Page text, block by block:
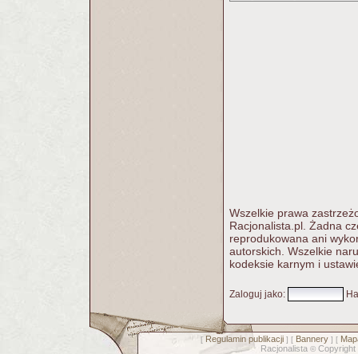
Wszelkie prawa
Racjonalista.pl. Żadna
reprodukowana ani
autorskich. Wszelkie
kodeksie karnym i
Zaloguj jako:
[ Regulamin publikacji] [ Bannery] [
Racjonalista © Copyright